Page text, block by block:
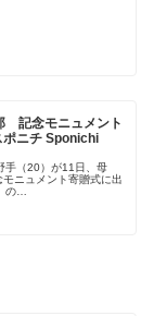
記念モニュメント
ニチ Sponichi
手（20）が11日、母
ニュメント寄贈式に出
の…